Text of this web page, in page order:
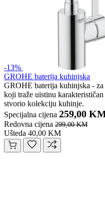
-13%
GROHE baterija kuhinjska
GROHE baterija kuhinjska -
koji traže uistinu
stvorio kolekciju kuhinje.
Specijalna cijena 259,00
Redovna cijena 299,00 KM
Ušteda 40,00 KM